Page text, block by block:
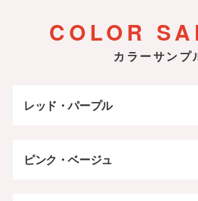
COLOR
カラーサンプ
レッド・パープル
ピンク・ベージュ